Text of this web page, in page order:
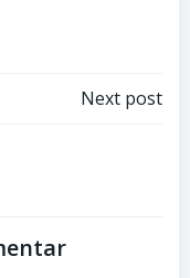
Next post